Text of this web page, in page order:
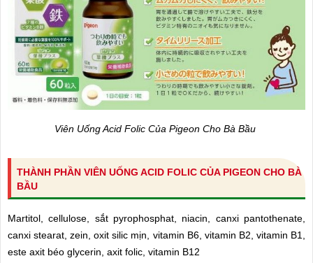
Viên Uống Acid Folic Của Pigeon Cho Bà Bầu
THÀNH PHẦN VIÊN UỐNG ACID FOLIC CỦA PIGEON CHO BÀ
BẦU
Martitol, cellulose, sắt pyrophosphat, niacin, canxi pantothenate,
canxi stearat, zein, oxit silic mịn, vitamin B6, vitamin B2, vitamin B1,
este axit béo glycerin, axit folic, vitamin B12